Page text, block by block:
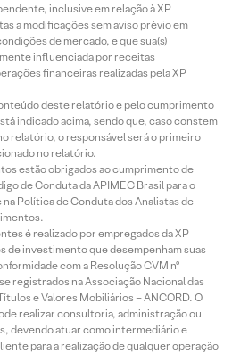
inclusive em relação à XP
a modificações sem aviso prévio em
de mercado, e que sua(s)
influenciada por receitas
financeiras realizadas pela XP
deste relatório e pelo cumprimento
indicado acima, sendo que, caso constem
relatório, o responsável será o primeiro
no relatório.
estão obrigados ao cumprimento de
de Conduta da APIMEC Brasil para o
Política de Conduta dos Analistas de
é realizado por empregados da XP
de investimento que desempenham suas
com a Resolução CVM nº
registrados na Associação Nacional das
e Valores Mobiliários – ANCORD. O
realizar consultoria, administração ou
devendo atuar como intermediário e
para a realização de qualquer operação